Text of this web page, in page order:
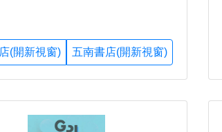
(開新視窗) 五南書店(開新視窗)